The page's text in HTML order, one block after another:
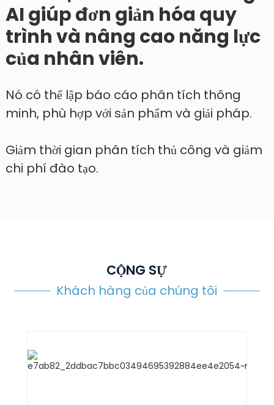
AI giúp đơn giản hóa quy
trình và nâng cao năng lực
của nhân viên.
Nó có thể lập báo cáo phân tích thông
minh, phù hợp với sản phẩm và giải pháp.
Giảm thời gian phân tích thủ công và giảm
chi phí đào tạo.
CỘNG SỰ
Khách hàng của chúng tôi